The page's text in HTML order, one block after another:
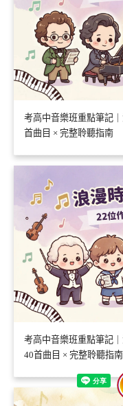
考高中音樂班重點筆記
首曲目 × 完整聆聽指南
考高中音樂班重點筆記
40首曲目 × 完整聆聽指南